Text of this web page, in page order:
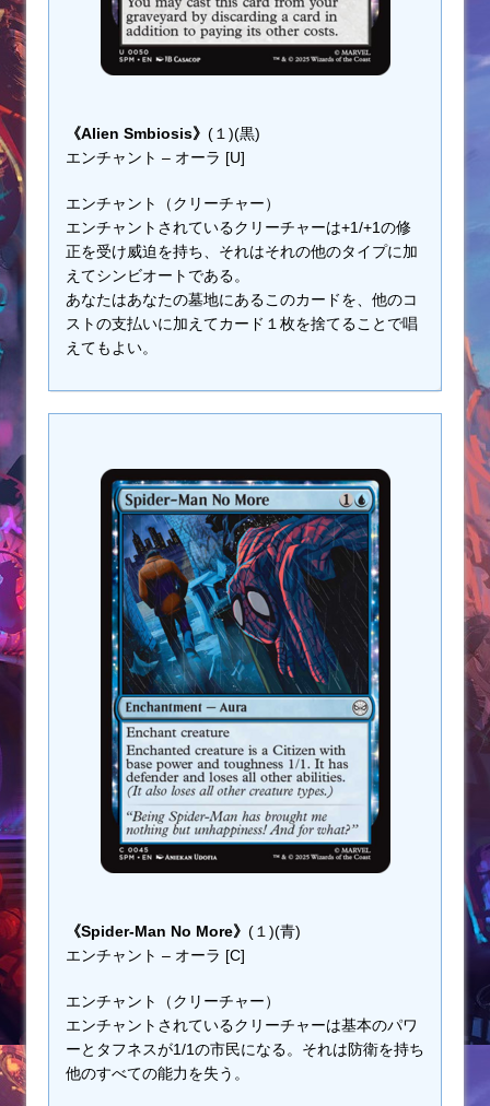
《Alien Smbiosis》 (１)(黒)
エンチャント – オーラ [U]
エンチャント（クリーチャー）
エンチャントされているクリーチャーは+1/+1の修
正を受け威迫を持ち、それはそれの他のタイプに加
えてシンビオートである。
あなたはあなたの墓地にあるこのカードを、他のコ
ストの支払いに加えてカード１枚を捨てることで唱
えてもよい。
《Spider-Man No More》 (１)(青)
エンチャント – オーラ [C]
エンチャント（クリーチャー）
エンチャントされているクリーチャーは基本のパワ
ーとタフネスが1/1の市民になる。それは防衛を持ち
他のすべての能力を失う。